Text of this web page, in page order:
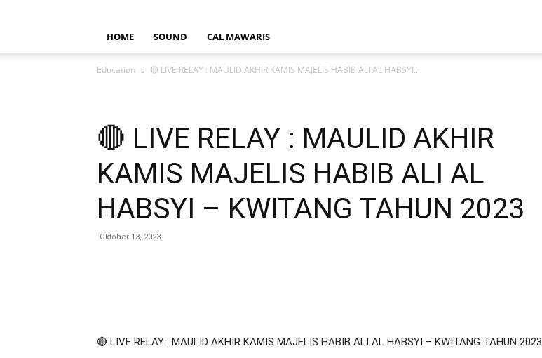
HOME SOUND CAL MAWARIS
Education 🔴 LIVE RELAY : MAULID AKHIR KAMIS MAJELIS HABIB ALI AL HABSYI...
🔴 LIVE RELAY : MAULID AKHIR
KAMIS MAJELIS HABIB ALI AL
HABSYI – KWITANG TAHUN 2023
Oktober 13, 2023
🔴 LIVE RELAY : MAULID AKHIR KAMIS MAJELIS HABIB ALI AL HABSYI – KWITANG TAHUN 2023